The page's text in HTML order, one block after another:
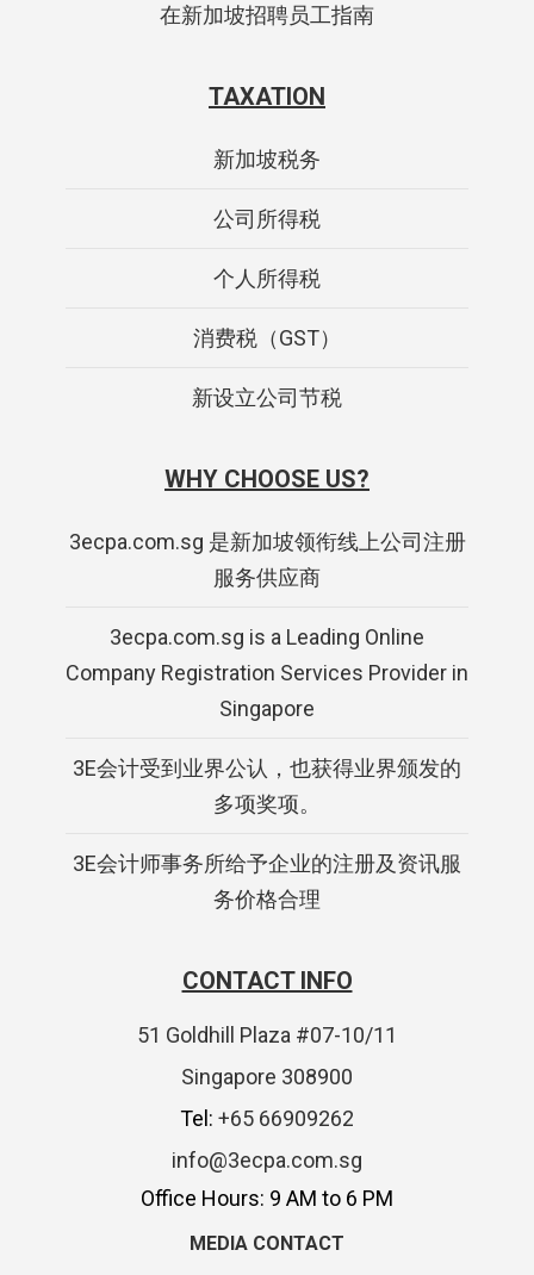
在新加坡招聘员工指南
TAXATION
新加坡税务
公司所得税
个人所得税
消费税（GST）
新设立公司节税
WHY CHOOSE US?
3ecpa.com.sg 是新加坡领衔线上公司注册
服务供应商
3ecpa.com.sg is a Leading Online
Company Registration Services Provider in
Singapore
3E会计受到业界公认，也获得业界颁发的
多项奖项。
3E会计师事务所给予企业的注册及资讯服
务价格合理
CONTACT INFO
51 Goldhill Plaza #07-10/11
Singapore 308900
Tel: +65 66909262
info@3ecpa.com.sg
Office Hours: 9 AM to 6 PM
MEDIA CONTACT